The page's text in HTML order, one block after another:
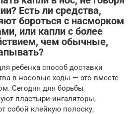
Есть ли средства,
бороться с насморком
или капли с более
чем обычные,
ребенка способ доставки
в носовые ходы — это вместе
Сегодня для борьбы
пластыри-ингаляторы,
собой клейкую полоску,